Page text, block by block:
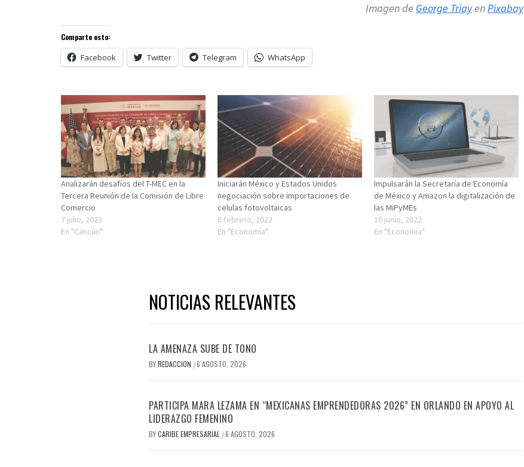
Imagen de George TriayenPixabay
Comparte esto:
Facebook Twitter Telegram WhatsApp
Analizarán desafíos del T-MEC en la
Tercera Reunión de la Comisión de Libre
Comercio
7 julio, 2023
En "Cancún"
Iniciarán México y Estados Unidos
negociación sobre importaciones de
celulas fotovoltaicas
6 febrero, 2022
En "Economía"
Impulsarán la Secretaría de Economía
de México y Amazon la digitalización de
las MiPyMEs
10 junio, 2022
En "Economía"
NOTICIAS RELEVANTES
LA AMENAZA SUBE DE TONO
BYREDACCION /6 AGOSTO, 2026
PARTICIPA MARA LEZAMA EN “MEXICANAS EMPRENDEDORAS 2026” EN ORLANDO EN APOYO AL
LIDERAZGO FEMENINO
BYCARIBE EMPRESARIAL /6 AGOSTO, 2026